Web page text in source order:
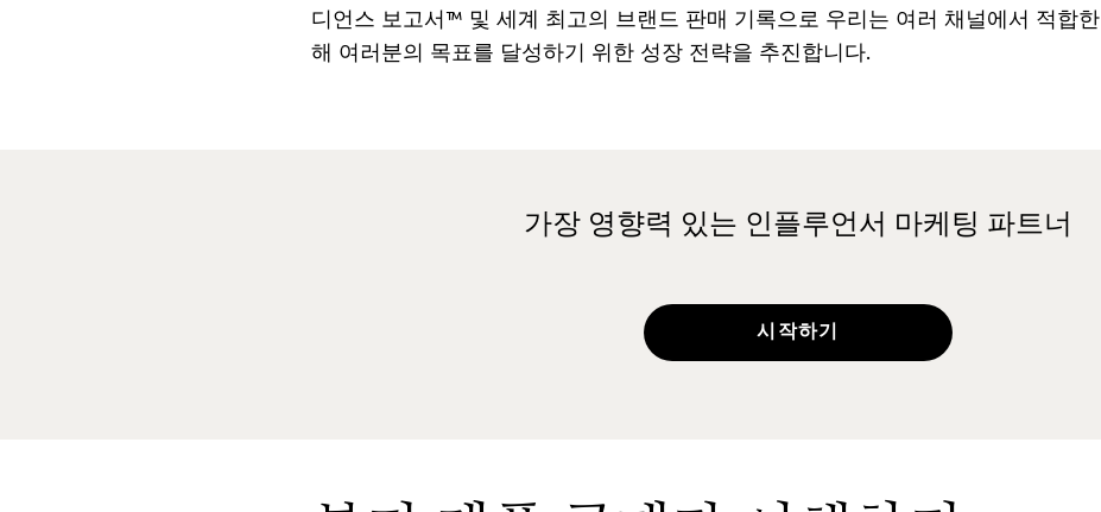
디언스 보고서 ™ 및 세계 최고의 브랜드 판매 기록으로 우리는 여러 채널에서 적합한
해 여러분의 목표를 달성하기 위한 성장 전략을 추진합니다.
가장 영향력 있는 인플루언서 마케팅 파트너
시작하기